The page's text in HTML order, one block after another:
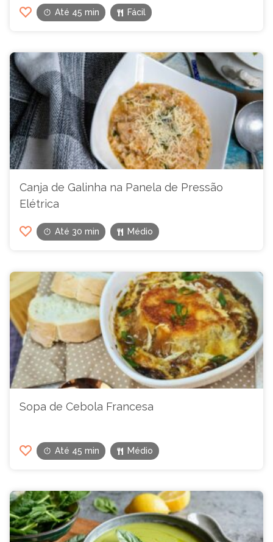
Até 45 min Fácil
Canja de Galinha na Panela de Pressão
Elétrica
Até 30 min Médio
Sopa de Cebola Francesa
Até 45 min Médio